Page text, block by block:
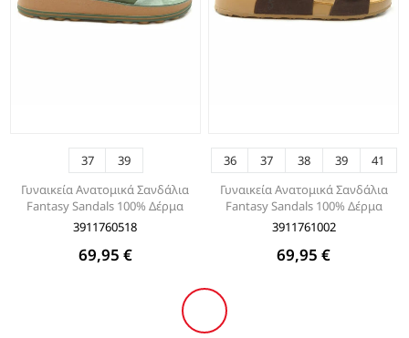
37
39
Γυναικεία Ανατομικά Σανδάλια
Fantasy Sandals 100% Δέρμα
3911760518
69,95 €
36 37 38 39
41
Γυναικεία Ανατομικά Σανδάλια
Fantasy Sandals 100% Δέρμα
3911761002
69,95 €